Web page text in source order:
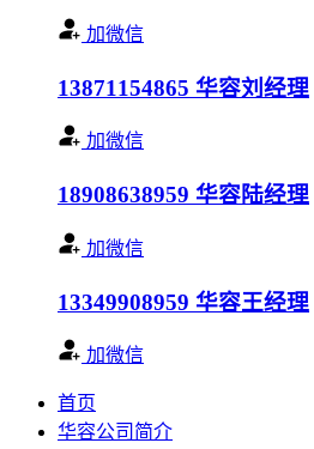
加微信
13871154865 华容刘经理
加微信
18908638959 华容陆经理
加微信
13349908959 华容王经理
加微信
首页
华容公司简介